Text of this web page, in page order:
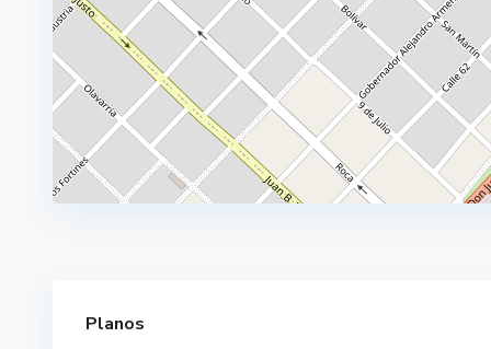
Planos